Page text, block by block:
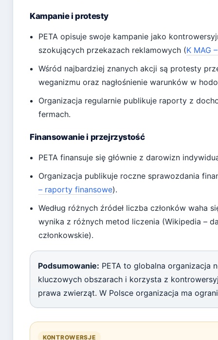
Kampanie i protesty
PETA opisuje swoje kampanie jako
szokujących przekazach reklamowych (K MAG
Wśród najbardziej znanych akcji są protesty
weganizmu oraz nagłośnienie warunków w
Organizacja regularnie publikuje raporty z
fermach.
Finansowanie i przejrzystość
PETA finansuje się głównie z darowizn
Organizacja publikuje roczne sprawozdania
– raporty finansowe).
Według różnych źródeł liczba członków waha
wynika z różnych metod liczenia (Wikipedia –
członkowskie).
Podsumowanie: PETA to globalna organizacja
kluczowych obszarach i korzysta z
prawa zwierząt. W Polsce organizacja ma
KONTROWERSJE